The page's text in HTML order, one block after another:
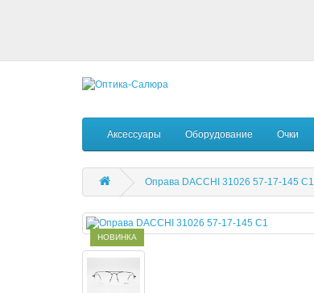
Аксессуары Оборудование Очки
Оправа DACCHI 31026 57-17-145 C1
НОВИНКА